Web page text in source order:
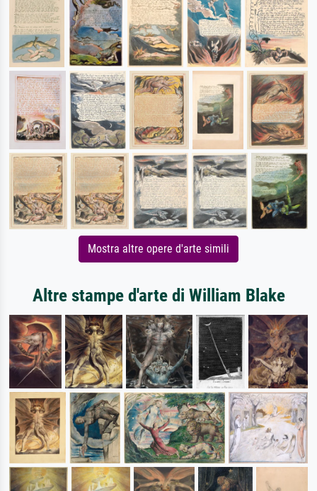
Mostra altre opere d'arte simili
Altre stampe d'arte di William Blake